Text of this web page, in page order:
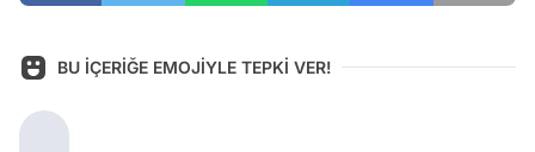
BU İÇERİĞE EMOJİYLE TEPKİ VER!